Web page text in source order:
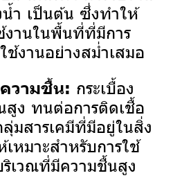
ำ เป็นต้น ซึ่งทำให้
งานในพื้นที่ที่มีการ
ช้งานอย่างสม่ำเสมอ
วามชื้น: กระเบื้อง
ง ทนต่อการติดเชื้อ
มสารเคมีที่มีอยู่ในสิ่ง
หมาะสำหรับการใช้
เวณที่มีความชื้นสูง